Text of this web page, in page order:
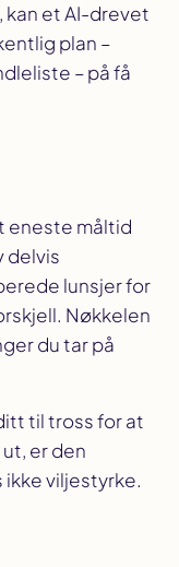
kan et AI-drevet
plan –
– på få
eneste måltid
delvis
lunsjer for
Nøkkelen
du tar på
til tross for at
er den
ikke viljestyrke.